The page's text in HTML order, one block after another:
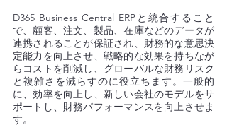
D365 Business Central ERPと統合すること
で、顧客、注文、製品、在庫などのデータが
連携されることが保証され、財務的な意思決
定能力を向上させ、戦略的な効果を持ちなが
らコストを削減し、グローバルな財務リスク
と複雑さを減らすのに役立ちます。一般的
に、効率を向上し、新しい会社のモデルをサ
ポートし、財務パフォーマンスを向上させま
す。